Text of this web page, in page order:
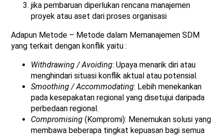
jika pembaruan diperlukan rencana manajemen
proyek atau aset dari proses organisasi
Adapun Metode – Metode dalam Memanajemen SDM
yang terkait dengan konflik yaitu :
Withdrawing / Avoiding: Upaya menarik diri atau
menghindari situasi konflik aktual atau potensial.
Smoothing / Accommodating: Lebih menekankan
pada kesepakatan regional yang disetujui daripada
perbedaan regional.
Compromising (Kompromi): Menemukan solusi yang
membawa beberapa tingkat kepuasan bagi semua